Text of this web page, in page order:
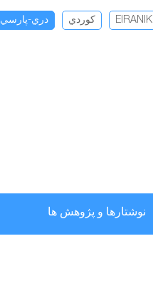
EIRANIK كوردي دري-پارسي
نوشتارها و پژوهش ها